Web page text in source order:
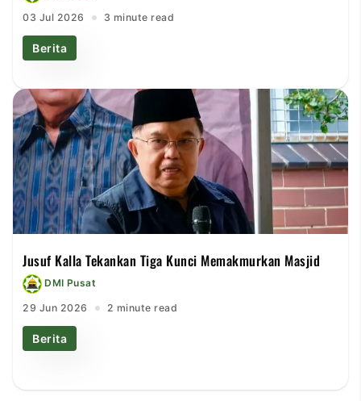
03 Jul 2026 3 minute read
Berita
Jusuf Kalla Tekankan Tiga Kunci Memakmurkan Masjid
DMI Pusat
29 Jun 2026 2 minute read
Berita